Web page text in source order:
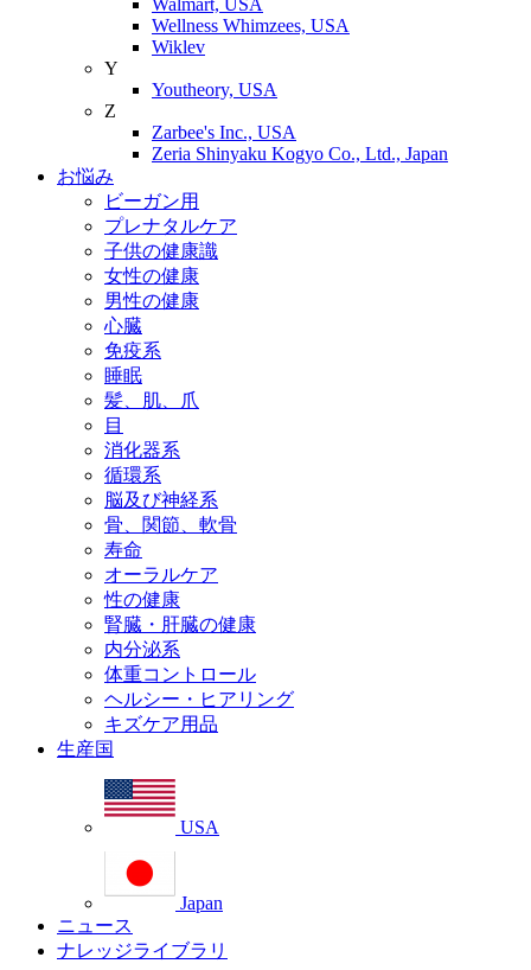
Wellness Whimzees, USA
Wiklev
Y
Youtheory, USA
Z
Zarbee's Inc., USA
Zeria Shinyaku Kogyo Co., Ltd., Japan
お悩み
ビーガン用
プレナタルケア
子供の健康識
女性の健康
男性の健康
心臓
免疫系
睡眠
髪、肌、爪
目
消化器系
循環系
脳及び神経系
骨、関節、軟骨
寿命
オーラルケア
性の健康
腎臓・肝臓の健康
内分泌系
体重コントロール
ヘルシー・ヒアリング
キズケア用品
生産国
USA
Japan
ニュース
ナレッジライブラリ